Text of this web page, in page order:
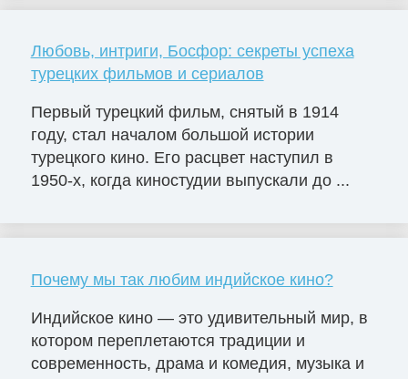
Любовь, интриги, Босфор: секреты успеха
турецких фильмов и сериалов
Первый турецкий фильм, снятый в 1914
году, стал началом большой истории
турецкого кино. Его расцвет наступил в
1950-х, когда киностудии выпускали до ...
Почему мы так любим индийское кино?
Индийское кино — это удивительный мир, в
котором переплетаются традиции и
современность, драма и комедия, музыка и